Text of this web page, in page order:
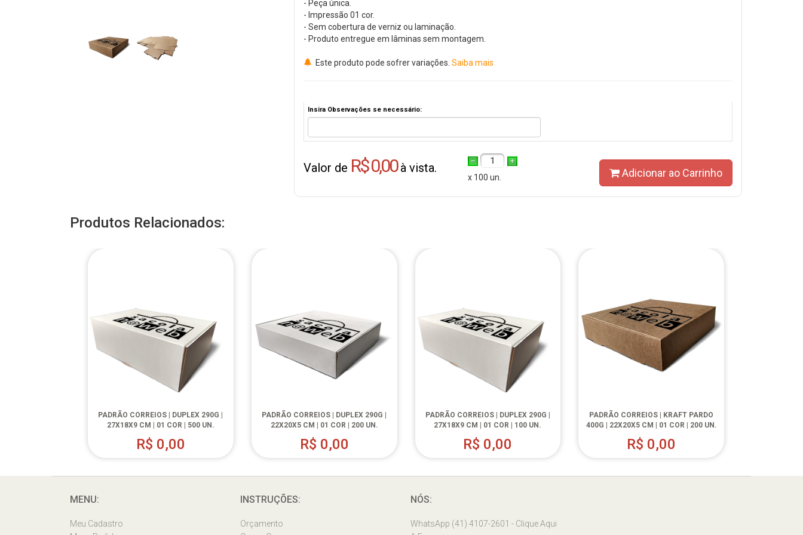
- Peça única.
- Impressão 01 cor.
- Sem cobertura de verniz ou laminação.
- Produto entregue em lâminas sem montagem.
Este produto pode sofrer variações. Saiba mais
Insira Observações se necessário:
Valor de R$ 0,00à vista.
1
x 100 un.
Adicionar ao Carrinho
Produtos Relacionados:
PADRÃO CORREIOS | DUPLEX 290G |
27X18X9 CM | 01 COR | 500 UN.
R$ 0,00
PADRÃO CORREIOS | DUPLEX 290G |
22X20X5 CM | 01 COR | 200 UN.
R$ 0,00
PADRÃO CORREIOS | DUPLEX 290G |
27X18X9 CM | 01 COR | 100 UN.
R$ 0,00
PADRÃO CORREIOS | KRAFT PARDO
400G | 22X20X5 CM | 01 COR | 200 UN.
R$ 0,00
MENU:
Meu Cadastro
INSTRUÇÕES:
Orçamento
NÓS:
WhatsApp (41) 4107-2601 - Clique Aqui